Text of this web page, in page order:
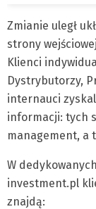
Zmianie uległ
strony
Klienci
Dystrybutorzy,
internauci
informacji: tych
management, a
W
investment.pl
znajdą: